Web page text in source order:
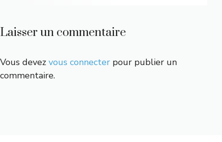
Laisser un commentaire
Vous devez vous connecter pour publier un
commentaire.